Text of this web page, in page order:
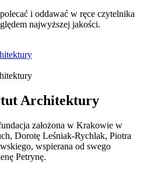
i oddawać w ręce czytelnika
najwyższej jakości.
Architektury
założona w Krakowie w
Dorotę Leśniak-Rychlak, Piotra
wspierana od swego
Petrynę.